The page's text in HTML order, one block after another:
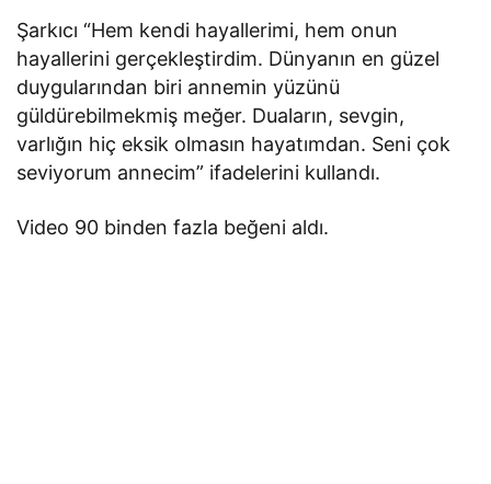
Şarkıcı “Hem kendi hayallerimi, hem onun
hayallerini gerçekleştirdim. Dünyanın en güzel
duygularından biri annemin yüzünü
güldürebilmekmiş meğer. Duaların, sevgin,
varlığın hiç eksik olmasın hayatımdan. Seni çok
seviyorum annecim” ifadelerini kullandı.
Video 90 binden fazla beğeni aldı.